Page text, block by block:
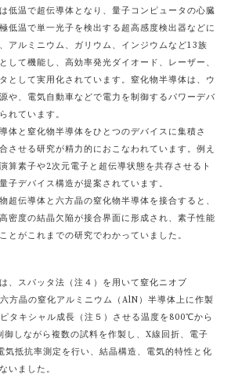
低温で超伝導体となり、量子コンピュータの心臓
低温で単一光子を検出する超高感度検出器などに
アルミニウム、ガリウム、インジウムなど13族
して機能し、高効率発光ダイオード、レーザー、
として実用化されています。窒化物半導体は、ウ
や、電気自動車などで電力を制御するパワーデバ
れています。
体と窒化物半導体をひとつのデバイスに集積さ
させる研究が精力的におこなわれています。例え
算素子や2次元電子と超伝導状態を共存させるト
子デバイス構造が提案されています。
超伝導体と六方晶の窒化物半導体を接合すると、
密度の結晶欠陥が接合界面に形成され、素子性能
とがこれまでの研究でわかっていました。
、スパッタ法（注４）を用いて窒化ニオブ
方晶の窒化アルミニウム（AlN）半導体上に作製
タキシャル成長（注５）させる温度を800℃から
しながら複数の試料を作製し、X線回折、電子
気抵抗率測定を行い、結晶構造、電気的特性と化
いました。